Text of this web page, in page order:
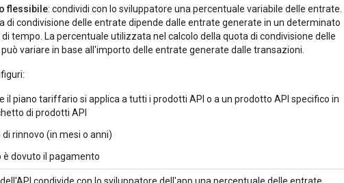
flessibile: condividi con lo sviluppatore una percentuale variabile delle entrate.
di condivisione delle entrate dipende dalle entrate generate in un determinato
tempo. La percentuale utilizzata nel calcolo della quota di condivisione delle
variare in base all'importo delle entrate generate dalle transazioni.
il piano tariffario si applica a tutti i prodotti API o a un prodotto API specifico in
di prodotti API
di rinnovo (in mesi o anni)
è dovuto il pagamento